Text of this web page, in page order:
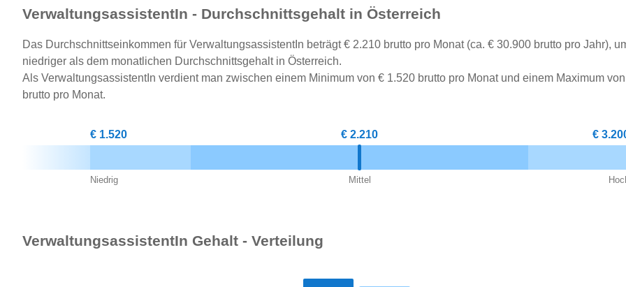
VerwaltungsassistentIn - Durchschnittsgehalt in Österreich
Das Durchschnittseinkommen für VerwaltungsassistentIn beträgt € 2.210 brutto pro Monat (ca. € 30.900 brutto pro Jahr),
niedriger als dem monatlichen Durchschnittsgehalt in Österreich.
Als VerwaltungsassistentIn verdient man zwischen einem Minimum von € 1.520 brutto pro Monat und einem Maximum
brutto pro Monat.
€ 1.520
Niedrig
€ 2.210
Mittel
€
VerwaltungsassistentIn Gehalt - Verteilung